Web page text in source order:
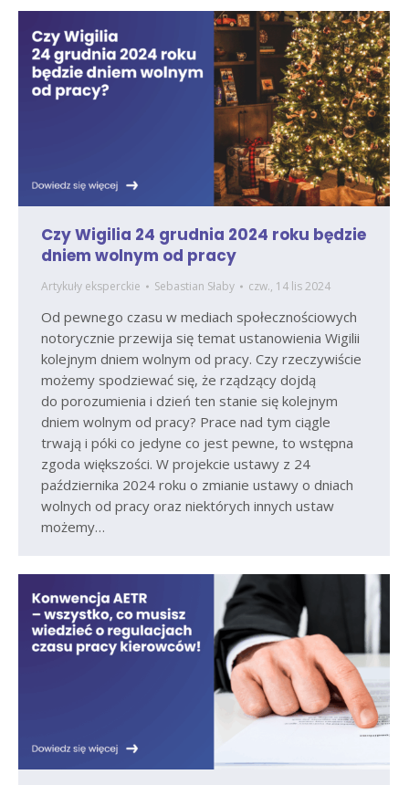
Czy Wigilia 24 grudnia 2024 roku będzie
dniem wolnym od pracy
Artykuły eksperckie Sebastian Słaby czw., 14 lis 2024
Od pewnego czasu w mediach społecznościowych
notorycznie przewija się temat ustanowienia Wigilii
kolejnym dniem wolnym od pracy. Czy rzeczywiście
możemy spodziewać się, że rządzący dojdą
do porozumienia i dzień ten stanie się kolejnym
dniem wolnym od pracy? Prace nad tym ciągle
trwają i póki co jedyne co jest pewne, to wstępna
zgoda większości. W projekcie ustawy z 24
października 2024 roku o zmianie ustawy o dniach
wolnych od pracy oraz niektórych innych ustaw
możemy…